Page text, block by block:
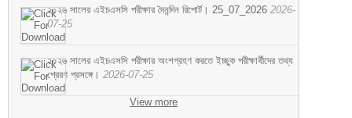
২০২৬ সালের এইচএসসি পরীক্ষার দৈনন্দিন রিপোর্ট। 25_07_2026 2026-
07-25
২০২৬ সালের এইচএসসি পরীক্ষার অংশগ্রহণ করতে ইচ্ছুক পরীক্ষার্থীদের তথ্য
প্রেরণ প্রসঙ্গে। 2026-07-25
View more